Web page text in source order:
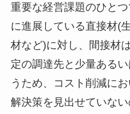
重要な経営課題のひと
に進展している直接材(
材など)に対し、間接材
定の調達先と少量ある
うため、コスト削減に
解決策を見出せていな